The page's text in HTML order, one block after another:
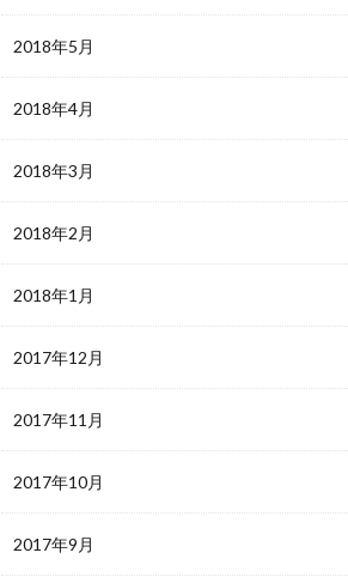
2018年5月
2018年4月
2018年3月
2018年2月
2018年1月
2017年12月
2017年11月
2017年10月
2017年9月